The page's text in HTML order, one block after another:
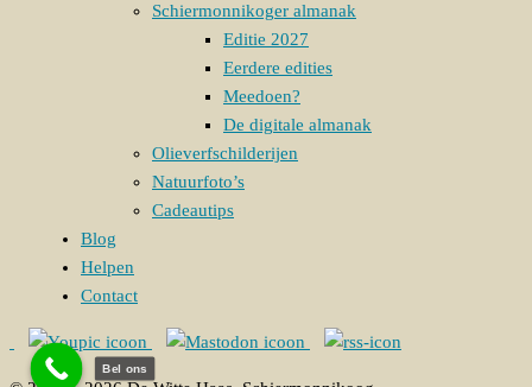
Schiermonnikoger almanak
Editie 2027
Eerdere edities
Meedoen?
De digitale almanak
Olieverfschilderijen
Natuurfoto’s
Cadeautips
Blog
Helpen
Contact
Bel ons